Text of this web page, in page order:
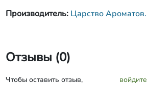
Производитель: Царство Ароматов.
Отзывы (0)
Чтобы оставить отзыв,
войдите